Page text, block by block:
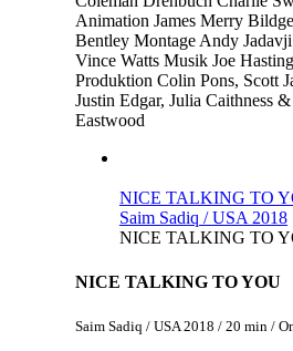
Animation James Merry
Bentley Montage Andy Jadavji
Vince Watts Musik Joe
Produktion Colin Pons, Scott
Justin Edgar, Julia Caithness
Eastwood
NICE TALKING TO
Saim Sadiq / USA 2018
NICE TALKING TO
NICE TALKING TO YOU
Saim Sadiq / USA 2018 / 20 min /